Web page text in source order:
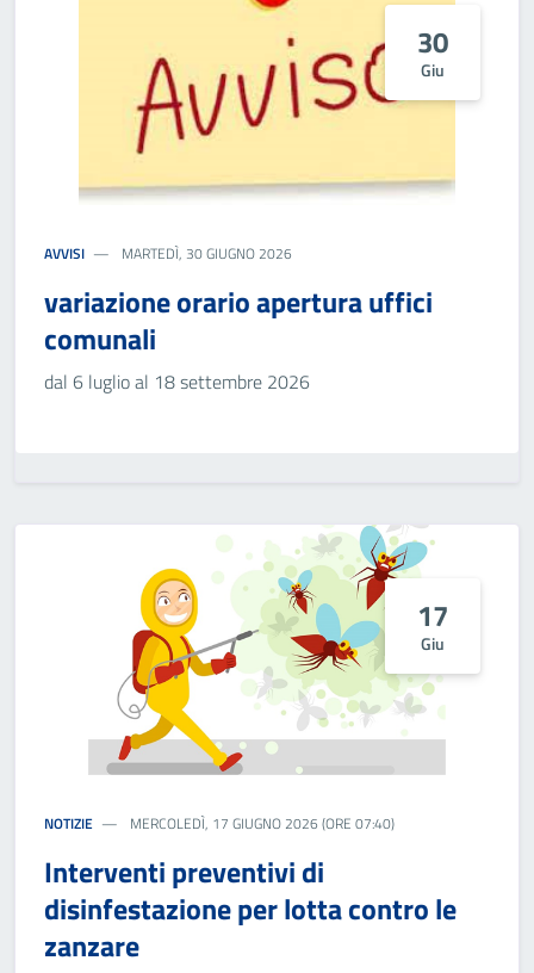
30
Giu
AVVISI MARTEDÌ, 30 GIUGNO 2026
variazione orario apertura uffici
comunali
dal 6 luglio al 18 settembre 2026
17
Giu
NOTIZIE MERCOLEDÌ, 17 GIUGNO 2026 (ORE 07:40)
Interventi preventivi di
disinfestazione per lotta contro le
zanzare